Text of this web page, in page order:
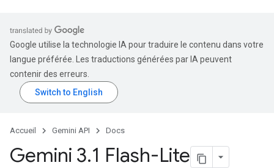
Google utilise la technologie IA pour traduire le contenu dans votre
langue préférée. Les traductions générées par IA peuvent
contenir des erreurs.
Accueil Gemini API Docs
Gemini 3.1 Flash-Lite